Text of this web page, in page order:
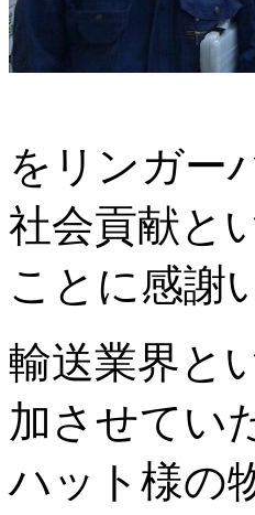
をリンガー
社会貢献と
ことに感謝
輸送業界と
加させてい
ハット様の